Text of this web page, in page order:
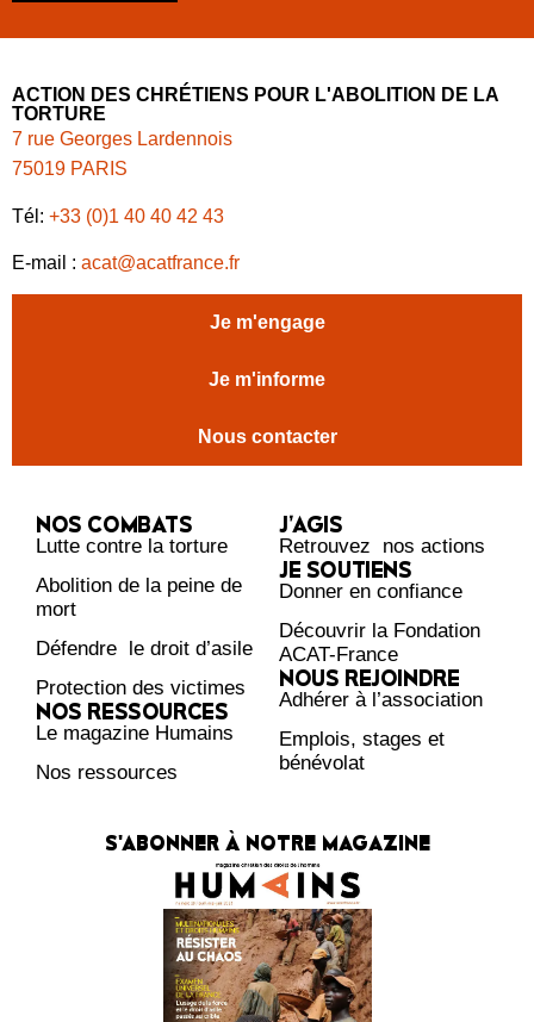
ACTION DES CHRÉTIENS POUR L'ABOLITION DE LA
TORTURE
7 rue Georges Lardennois
75019 PARIS
Tél: +33 (0)1 40 40 42 43
E-mail : acat@acatfrance.fr
Je m'engage
Je m'informe
Nous contacter
NOS COMBATS
Lutte contre la torture
Abolition de la peine de
mort
Défendre le droit d’asile
Protection des victimes
NOS RESSOURCES
Le magazine Humains
Nos ressources
J’AGIS
Retrouvez nos actions
JE SOUTIENS
Donner en confiance
Découvrir la Fondation
ACAT-France
NOUS REJOINDRE
Adhérer à l’association
Emplois, stages et
bénévolat
S'ABONNER À NOTRE MAGAZINE